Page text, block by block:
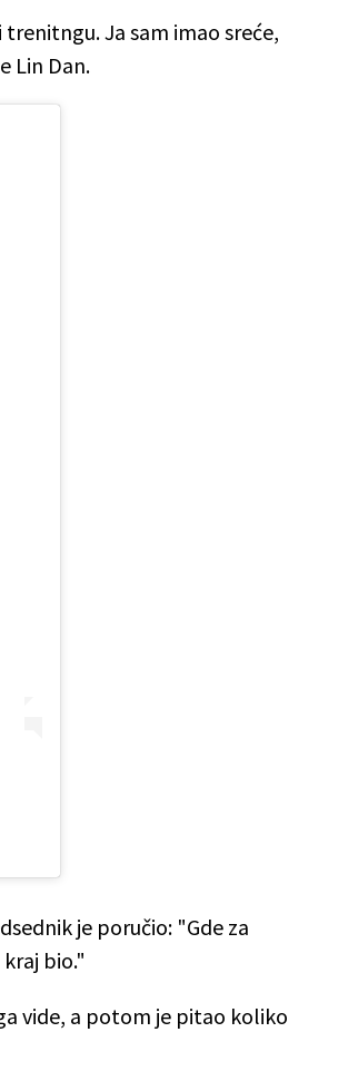
Ja sam imao sreće,
Lin Dan.
je poručio: "Gde za
bio."
vide, a potom je pitao koliko